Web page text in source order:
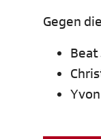
Gegen
Beat